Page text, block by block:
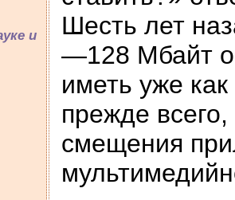
и
Шесть лет
—128 Мбайт
иметь уже
прежде
смещения